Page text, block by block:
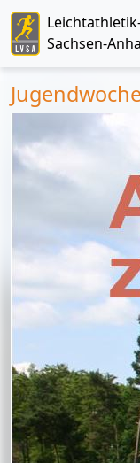
Sachsen-